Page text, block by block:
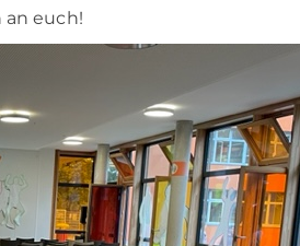
an euch!